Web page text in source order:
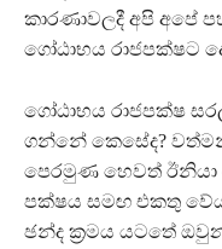
කාරණාවලදී අපි අපේ
ගෝඨාභය රාජපක්ෂට
ගෝඨාභය රාජපක්ෂ
ගන්නේ කෙසේද?
පෙරමුණ හෙවත් ඊනියා
පක්ෂය සමඟ එකතු
ඡන්ද ක‍්‍රමය යටතේ